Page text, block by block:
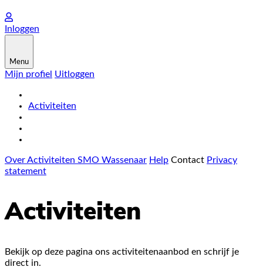
Inloggen
Menu
Mijn profiel Uitloggen
Activiteiten
Over Activiteiten SMO Wassenaar Help Contact Privacy
statement
Activiteiten
Bekijk op deze pagina ons activiteitenaanbod en schrijf je
direct in.